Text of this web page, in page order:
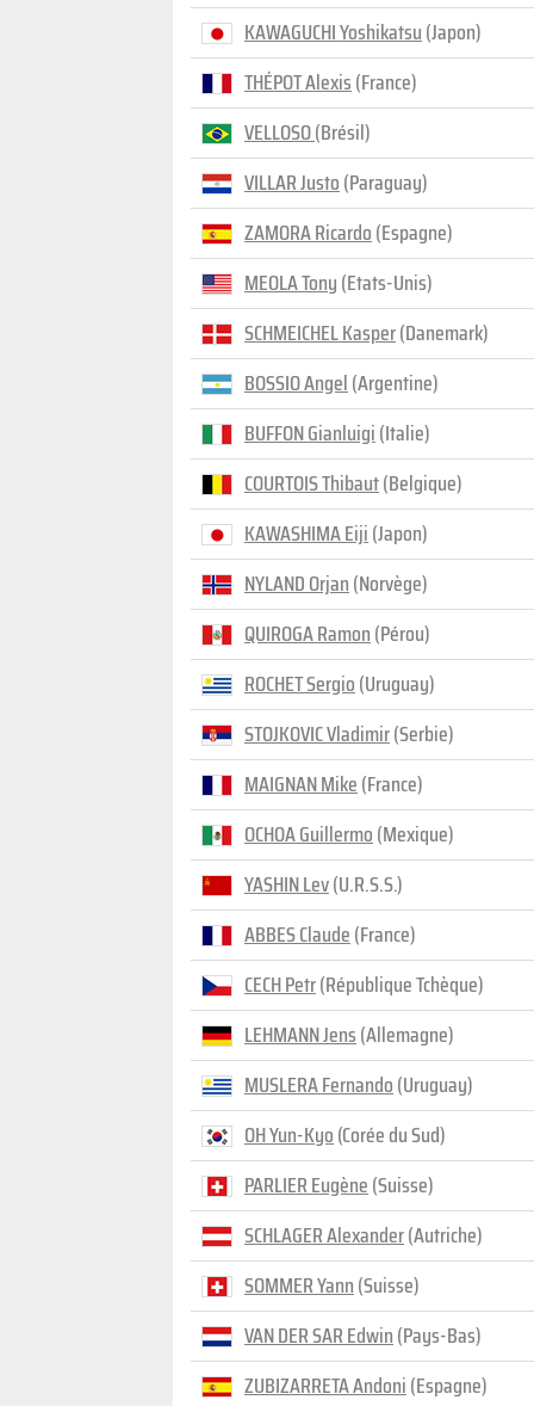
KAWAGUCHI Yoshikatsu(Japon)
THÉPOT Alexis(France)
VELLOSO(Brésil)
VILLAR Justo(Paraguay)
ZAMORA Ricardo(Espagne)
MEOLA Tony(Etats-Unis)
SCHMEICHEL Kasper(Danemark)
BOSSIO Angel(Argentine)
BUFFON Gianluigi(Italie)
COURTOIS Thibaut(Belgique)
KAWASHIMA Eiji(Japon)
NYLAND Orjan(Norvège)
QUIROGA Ramon(Pérou)
ROCHET Sergio(Uruguay)
STOJKOVIC Vladimir(Serbie)
MAIGNAN Mike(France)
OCHOA Guillermo(Mexique)
YASHIN Lev(U.R.S.S.)
ABBES Claude(France)
CECH Petr(République Tchèque)
LEHMANN Jens(Allemagne)
MUSLERA Fernando(Uruguay)
OH Yun-Kyo(Corée du Sud)
PARLIER Eugène(Suisse)
SCHLAGER Alexander(Autriche)
SOMMER Yann(Suisse)
VAN DER SAR Edwin(Pays-Bas)
ZUBIZARRETA Andoni(Espagne)